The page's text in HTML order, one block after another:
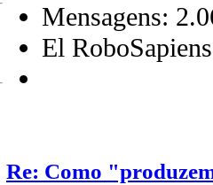
Mensagens:
El RoboSapiens
Re: Como